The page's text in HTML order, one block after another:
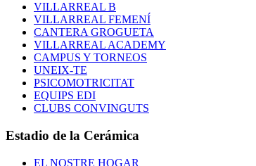
VILLARREAL B
VILLARREAL FEMENÍ
CANTERA GROGUETA
VILLARREAL ACADEMY
CAMPUS Y TORNEOS
UNEIX-TE
PSICOMOTRICITAT
EQUIPS EDI
CLUBS CONVINGUTS
Estadio de la Cerámica
EL NOSTRE HOGAR